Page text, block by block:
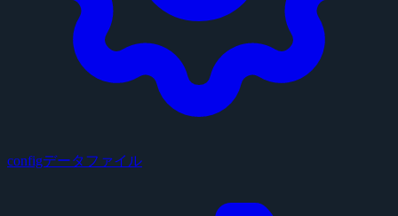
configデータファイル